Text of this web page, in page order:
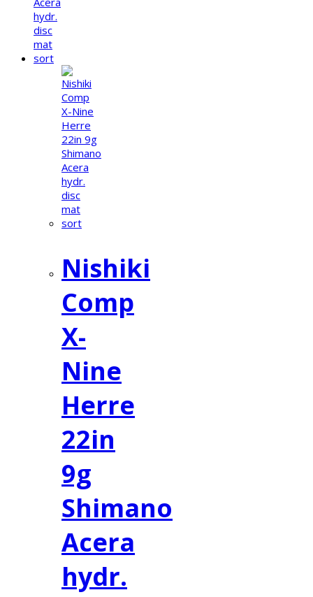
Nishiki
Comp
X-
Nine
Herre
22in
9g
Shimano
Acera
hydr.